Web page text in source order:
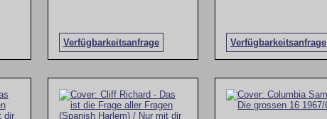
Verfügbarkeitsanfrage Verfügbarkeitsanfrage